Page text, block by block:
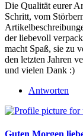
Die Qualität eurer
Schritt, vom
der liebevoll
macht Spaß, sie zu
den letzten Jahren
und vielen Dank :)
Antworten